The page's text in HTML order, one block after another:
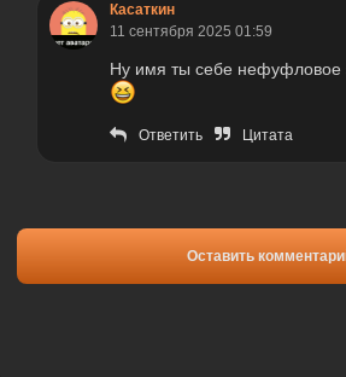
Касаткин
11 сентября 2025 01:59
Ну имя ты себе нефуфловое
Ответить Цитата
Оставить